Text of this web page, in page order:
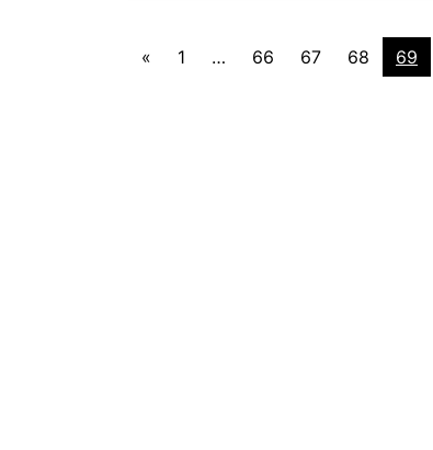
« 1 … 66 67 68 69